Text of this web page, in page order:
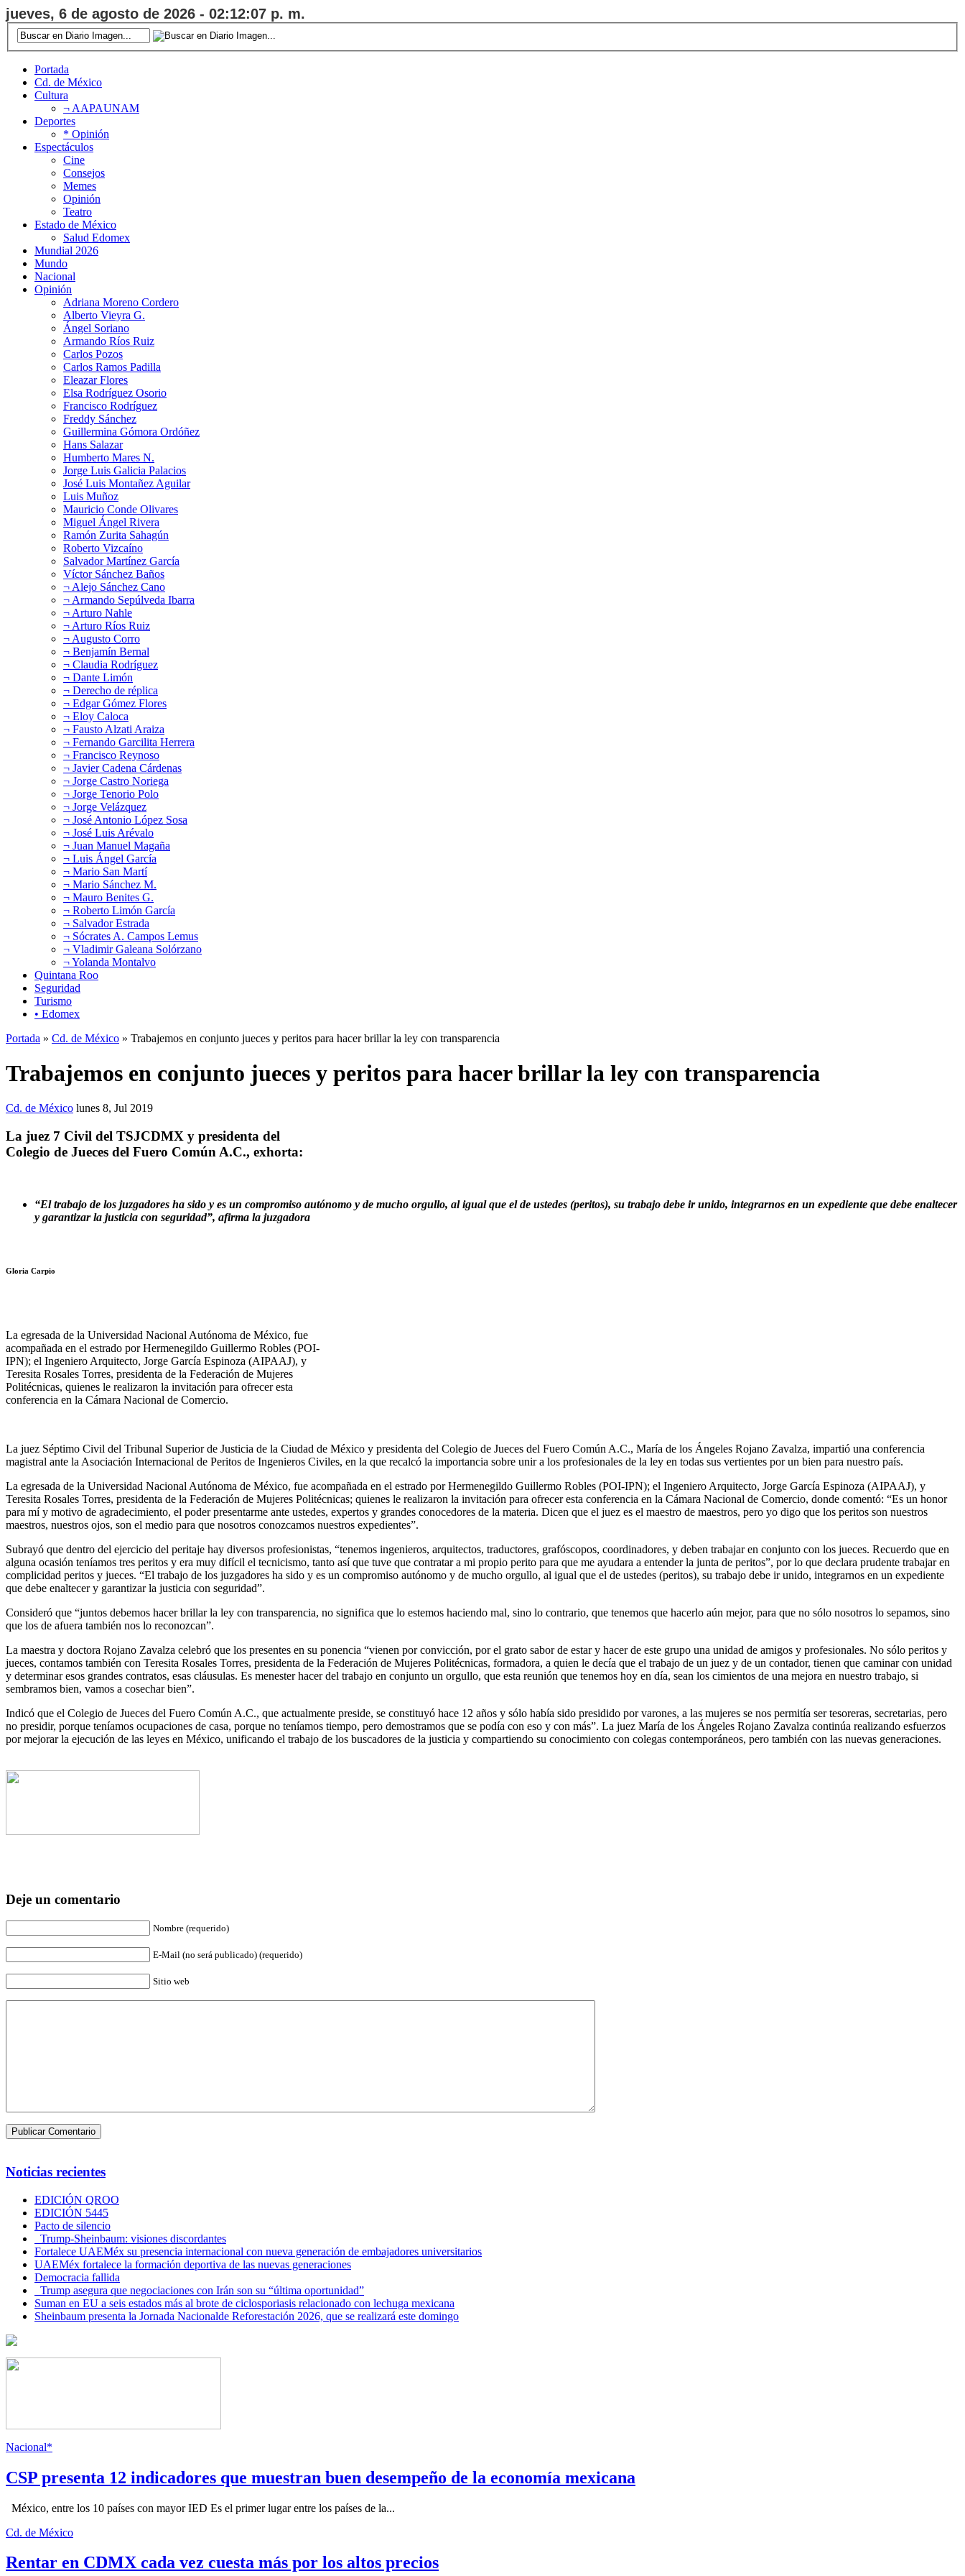
jueves, 6 de agosto de 2026 - 02:12:08 p. m.
Portada
Cd. de México
Cultura
¬ AAPAUNAM
Deportes
* Opinión
Espectáculos
Cine
Consejos
Memes
Opinión
Teatro
Estado de México
Salud Edomex
Mundial 2026
Mundo
Nacional
Opinión
Adriana Moreno Cordero
Alberto Vieyra G.
Ángel Soriano
Armando Ríos Ruiz
Carlos Pozos
Carlos Ramos Padilla
Eleazar Flores
Elsa Rodríguez Osorio
Francisco Rodríguez
Freddy Sánchez
Guillermina Gómora Ordóñez
Hans Salazar
Humberto Mares N.
Jorge Luis Galicia Palacios
José Luis Montañez Aguilar
Luis Muñoz
Mauricio Conde Olivares
Miguel Ángel Rivera
Ramón Zurita Sahagún
Roberto Vizcaíno
Salvador Martínez García
Víctor Sánchez Baños
¬ Alejo Sánchez Cano
¬ Armando Sepúlveda Ibarra
¬ Arturo Nahle
¬ Arturo Ríos Ruiz
¬ Augusto Corro
¬ Benjamín Bernal
¬ Claudia Rodríguez
¬ Dante Limón
¬ Derecho de réplica
¬ Edgar Gómez Flores
¬ Eloy Caloca
¬ Fausto Alzati Araiza
¬ Fernando Garcilita Herrera
¬ Francisco Reynoso
¬ Javier Cadena Cárdenas
¬ Jorge Castro Noriega
¬ Jorge Tenorio Polo
¬ Jorge Velázquez
¬ José Antonio López Sosa
¬ José Luis Arévalo
¬ Juan Manuel Magaña
¬ Luis Ángel García
¬ Mario San Martí
¬ Mario Sánchez M.
¬ Mauro Benites G.
¬ Roberto Limón García
¬ Salvador Estrada
¬ Sócrates A. Campos Lemus
¬ Vladimir Galeana Solórzano
¬ Yolanda Montalvo
Quintana Roo
Seguridad
Turismo
• Edomex
Portada » Cd. de México » Trabajemos en conjunto jueces y peritos para hacer brillar la ley con transparencia
Trabajemos en conjunto jueces y peritos para hacer brillar la ley con transparencia
Cd. de México lunes 8, Jul 2019
La juez 7 Civil del TSJCDMX y presidenta del
Colegio de Jueces del Fuero Común A.C., exhorta:
“El trabajo de los juzgadores ha sido y es un compromiso autónomo y de mucho orgullo, al igual que el de ustedes (peritos), su trabajo debe ir unido, integrarnos en un expediente que debe enaltecer
y garantizar la justicia con seguridad”, afirma la juzgadora
Gloria Carpio
La egresada de la Universidad Nacional Autónoma de México, fue
acompañada en el estrado por Hermenegildo Guillermo Robles (POI-
IPN); el Ingeniero Arquitecto, Jorge García Espinoza (AIPAAJ), y
Teresita Rosales Torres, presidenta de la Federación de Mujeres
Politécnicas, quienes le realizaron la invitación para ofrecer esta
conferencia en la Cámara Nacional de Comercio.
La juez Séptimo Civil del Tribunal Superior de Justicia de la Ciudad de México y presidenta del Colegio de Jueces del Fuero Común A.C., María de los Ángeles Rojano Zavalza, impartió una conferencia
magistral ante la Asociación Internacional de Peritos de Ingenieros Civiles, en la que recalcó la importancia sobre unir a los profesionales de la ley en todas sus vertientes por un bien para nuestro país.
La egresada de la Universidad Nacional Autónoma de México, fue acompañada en el estrado por Hermenegildo Guillermo Robles (POI-IPN); el Ingeniero Arquitecto, Jorge García Espinoza (AIPAAJ), y
Teresita Rosales Torres, presidenta de la Federación de Mujeres Politécnicas; quienes le realizaron la invitación para ofrecer esta conferencia en la Cámara Nacional de Comercio, donde comentó: “Es un honor
para mí y motivo de agradecimiento, el poder presentarme ante ustedes, expertos y grandes conocedores de la materia. Dicen que el juez es el maestro de maestros, pero yo digo que los peritos son nuestros
maestros, nuestros ojos, son el medio para que nosotros conozcamos nuestros expedientes”.
Subrayó que dentro del ejercicio del peritaje hay diversos profesionistas, “tenemos ingenieros, arquitectos, traductores, grafóscopos, coordinadores, y deben trabajar en conjunto con los jueces. Recuerdo que en
alguna ocasión teníamos tres peritos y era muy difícil el tecnicismo, tanto así que tuve que contratar a mi propio perito para que me ayudara a entender la junta de peritos”, por lo que declara prudente trabajar en
complicidad peritos y jueces. “El trabajo de los juzgadores ha sido y es un compromiso autónomo y de mucho orgullo, al igual que el de ustedes (peritos), su trabajo debe ir unido, integrarnos en un expediente
que debe enaltecer y garantizar la justicia con seguridad”.
Consideró que “juntos debemos hacer brillar la ley con transparencia, no significa que lo estemos haciendo mal, sino lo contrario, que tenemos que hacerlo aún mejor, para que no sólo nosotros lo sepamos, sino
que los de afuera también nos lo reconozcan”.
La maestra y doctora Rojano Zavalza celebró que los presentes en su ponencia “vienen por convicción, por el grato sabor de estar y hacer de este grupo una unidad de amigos y profesionales. No sólo peritos y
jueces, contamos también con Teresita Rosales Torres, presidenta de la Federación de Mujeres Politécnicas, formadora, a quien le decía que el trabajo de un juez y de un contador, tienen que caminar con unidad
y determinar esos grandes contratos, esas cláusulas. Es menester hacer del trabajo en conjunto un orgullo, que esta reunión que tenemos hoy en día, sean los cimientos de una mejora en nuestro trabajo, si
sembramos bien, vamos a cosechar bien”.
Indicó que el Colegio de Jueces del Fuero Común A.C., que actualmente preside, se constituyó hace 12 años y sólo había sido presidido por varones, a las mujeres se nos permitía ser tesoreras, secretarias, pero
no presidir, porque teníamos ocupaciones de casa, porque no teníamos tiempo, pero demostramos que se podía con eso y con más”. La juez María de los Ángeles Rojano Zavalza continúa realizando esfuerzos
por mejorar la ejecución de las leyes en México, unificando el trabajo de los buscadores de la justicia y compartiendo su conocimiento con colegas contemporáneos, pero también con las nuevas generaciones.
Deje un comentario
Nombre (requerido)
E-Mail (no será publicado) (requerido)
Sitio web
Noticias recientes
EDICIÓN QROO
EDICIÓN 5445
Pacto de silencio
Trump-Sheinbaum: visiones discordantes
Fortalece UAEMéx su presencia internacional con nueva generación de embajadores universitarios
UAEMéx fortalece la formación deportiva de las nuevas generaciones
Democracia fallida
Trump asegura que negociaciones con Irán son su “última oportunidad”
Suman en EU a seis estados más al brote de ciclosporiasis relacionado con lechuga mexicana
Sheinbaum presenta la Jornada Nacionalde Reforestación 2026, que se realizará este domingo
Nacional*
CSP presenta 12 indicadores que muestran buen desempeño de la economía mexicana
México, entre los 10 países con mayor IED Es el primer lugar entre los países de la...
Cd. de México
Rentar en CDMX cada vez cuesta más por los altos precios